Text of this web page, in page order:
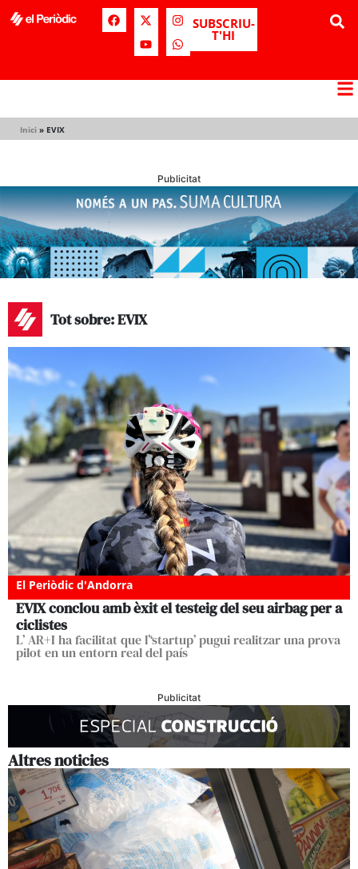
SUBSCRIU-
T'HI
Inici » EVIX
Publicitat
Tot sobre: EVIX
El Periòdic d'Andorra
EVIX conclou amb èxit el testeig del seu airbag per a
ciclistes
L’ AR+I ha facilitat que l’‘startup’ pugui realitzar una prova
pilot en un entorn real del país
Publicitat
Altres noticies